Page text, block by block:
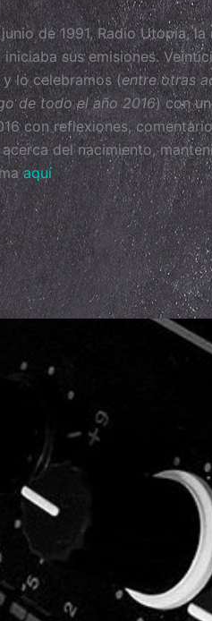
de 1991, Radio Utopía,
iniciaba sus emisiones.
lo celebramos (entre otras
de todo el año 2016) con
con reflexiones,
del nacimiento,
aquí